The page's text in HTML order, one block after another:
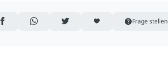
AUF FACEBOOK TEILEN
ÜBER WHATSAPP TEILEN
AUF TWITTER TEILENARTIKEL AUF DIE MERKLISTE
Frage stellen